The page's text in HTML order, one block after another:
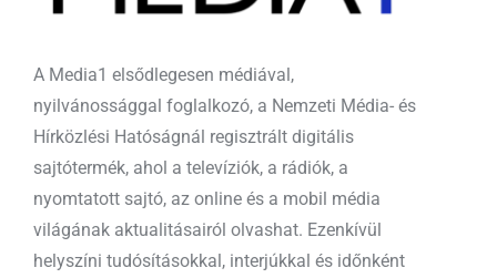
A Media1 elsődlegesen médiával,
nyilvánossággal foglalkozó, a Nemzeti Média- és
Hírközlési Hatóságnál regisztrált digitális
sajtótermék, ahol a televíziók, a rádiók, a
nyomtatott sajtó, az online és a mobil média
világának aktualitásairól olvashat. Ezenkívül
helyszíni tudósításokkal, interjúkkal és időnként